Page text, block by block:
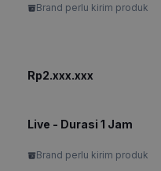
Brand perlu kirim produk
Rp2.xxx.xxx
Live - Durasi 1 Jam
Brand perlu kirim produk